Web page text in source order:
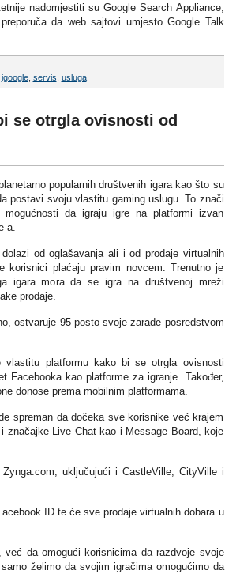
nadomjestiti su Google Search Appliance,
da web sajtovi umjesto Google Talk
igoogle, servis usluga
se otrgla ovisnosti od
popularnih društvenih igara kao što su
postavi svoju vlastitu gaming uslugu. To znači
da igraju igre na platformi izvan
a.
od oglašavanja ali i od prodaje virtualnih
plaćaju pravim novcem. Trenutno je
igara mora da se igra na društvenoj mreži
prodaje.
ostvaruje 95 posto svoje zarade posredstvom
vlastitu platformu kako bi se otrgla ovisnosti
Facebooka kao platforme za igranje. Također,
donose prema mobilnim platformama.
spreman da dočeka sve korisnike već krajem
značajke Live Chat kao i Message Board, koje
uključujući i CastleVille, CityVille i
ID te će sve prodaje virtualnih dobara u
da omogući korisnicima da razdvoje svoje
želimo da svojim igračima omogućimo da